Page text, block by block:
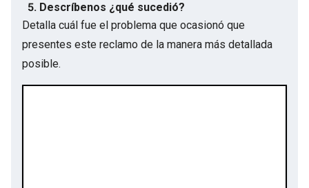
5. Descríbenos ¿qué sucedió?
Detalla cuál fue el problema que ocasionó que
presentes este reclamo de la manera más detallada
posible.